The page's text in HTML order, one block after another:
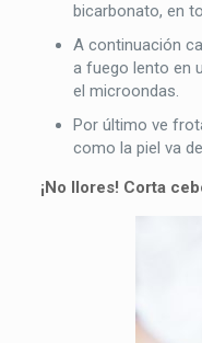
bicarbonato, en
A continuación
a fuego lento en
el microondas.
Por último ve
como la piel va
¡No llores! Corta